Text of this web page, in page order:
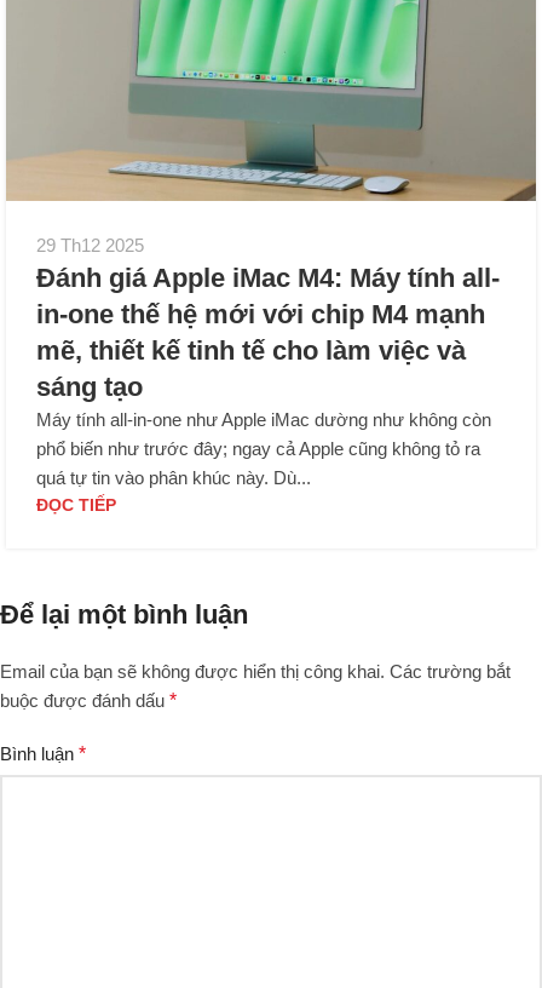
29 Th12 2025
Đánh giá Apple iMac M4: Máy tính all-
in-one thế hệ mới với chip M4 mạnh
mẽ, thiết kế tinh tế cho làm việc và
sáng tạo
Máy tính all-in-one như Apple iMac dường như không còn
phổ biến như trước đây; ngay cả Apple cũng không tỏ ra
quá tự tin vào phân khúc này. Dù...
ĐỌC TIẾP
Để lại một bình luận
Email của bạn sẽ không được hiển thị công khai. Các trường bắt
buộc được đánh dấu *
Bình luận *